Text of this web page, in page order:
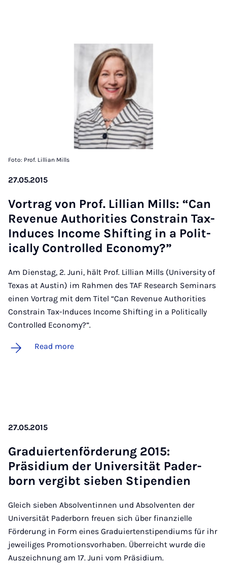
Foto: Prof. Lillian Mills
27.05.2015
Vor­trag von Prof. Lil­lian Mills: “Can
Rev­en­ue Au­thor­it­ies Con­strain Tax-
In­duces In­come Shift­ing in a Polit­
ic­ally Con­trolled Eco­nomy?”
Am Dienstag, 2. Juni, hält Prof. Lillian Mills (University of
Texas at Austin) im Rahmen des TAF Research Seminars
einen Vortrag mit dem Titel “Can Revenue Authorities
Constrain Tax-Induces Income Shifting in a Politically
Controlled Economy?”.
Read more
27.05.2015
Graduier­ten­för­der­ung 2015:
Präsidi­um der Uni­versität Pader­
born ver­gibt sieben Sti­pen­di­en
Gleich sieben Absolventinnen und Absolventen der
Universität Paderborn freuen sich über finanzielle
Förderung in Form eines Graduiertenstipendiums für ihr
jeweiliges Promotionsvorhaben. Überreicht wurde die
Auszeichnung am 17. Juni vom Präsidium.